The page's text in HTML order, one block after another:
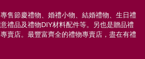
售節慶禮物、婚禮小物、結婚禮物、生日禮
禮品及禮物DIY材料配件等。另也是贈品禮
賣店。最豐富齊全的禮物專賣店，盡在有禮